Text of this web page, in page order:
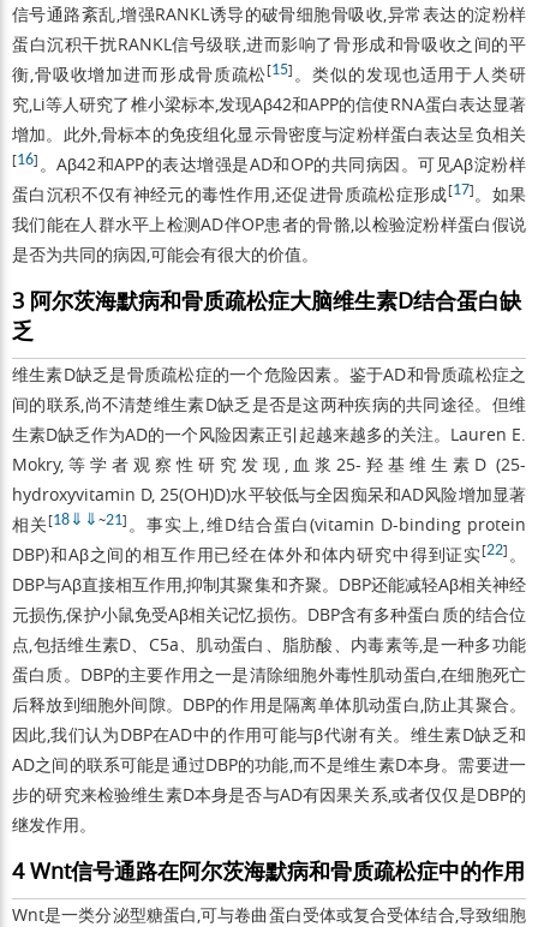
信号通路紊乱,增强RANKL诱导的破骨细胞骨吸收,异常表达的淀粉样
蛋白沉积干扰RANKL信号级联,进而影响了骨形成和骨吸收之间的平
衡,骨吸收增加进而形成骨质疏松[15] 。类似的发现也适用于人类研
究,Li等人研究了椎小梁标本,发现Aβ42和APP的信使RNA蛋白表达显著
增加。此外,骨标本的免疫组化显示骨密度与淀粉样蛋白表达呈负相关
[16] 。Aβ42和APP的表达增强是AD和OP的共同病因。可见Aβ淀粉样
蛋白沉积不仅有神经元的毒性作用,还促进骨质疏松症形成[17]。如果
我们能在人群水平上检测AD伴OP患者的骨骼,以检验淀粉样蛋白假说
是否为共同的病因,可能会有很大的价值。
3 阿尔茨海默病和骨质疏松症大脑维生素D结合蛋白缺
乏
维生素D缺乏是骨质疏松症的一个危险因素。鉴于AD和骨质疏松症之
间的联系,尚不清楚维生素D缺乏是否是这两种疾病的共同途径。但维
生素D缺乏作为AD的一个风险因素正引起越来越多的关注。Lauren E.
Mokry,等学者观察性研究发现,血浆25-羟基维生素D (25-
hydroxyvitamin D, 25(OH)D)水平较低与全因痴呆和AD风险增加显著
相关[18 ⇓ ⇓~21] 。事实上,维D结合蛋白(vitamin D-binding protein
DBP)和Aβ之间的相互作用已经在体外和体内研究中得到证实[22] 。
DBP与Aβ直接相互作用,抑制其聚集和齐聚。DBP还能减轻Aβ相关神经
元损伤,保护小鼠免受Aβ相关记忆损伤。DBP含有多种蛋白质的结合位
点,包括维生素D、C5a、肌动蛋白、脂肪酸、内毒素等,是一种多功能
蛋白质。DBP的主要作用之一是清除细胞外毒性肌动蛋白,在细胞死亡
后释放到细胞外间隙。DBP的作用是隔离单体肌动蛋白,防止其聚合。
因此,我们认为DBP在AD中的作用可能与β代谢有关。维生素D缺乏和
AD之间的联系可能是通过DBP的功能,而不是维生素D本身。需要进一
步的研究来检验维生素D本身是否与AD有因果关系,或者仅仅是DBP的
继发作用。
4 Wnt信号通路在阿尔茨海默病和骨质疏松症中的作用
Wnt是一类分泌型糖蛋白,可与卷曲蛋白受体或复合受体结合,导致细胞